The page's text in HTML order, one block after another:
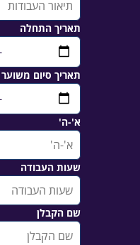
תאריך התחלה
תאריך סיום משוער
א'-ה'
שעות העבודה
שם הקבלן